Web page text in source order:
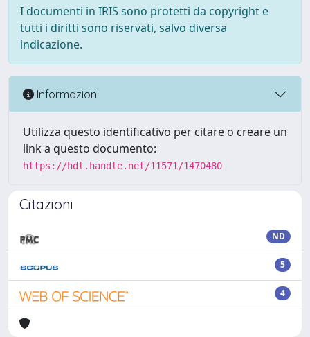
I documenti in IRIS sono protetti da copyright e
tutti i diritti sono riservati, salvo diversa
indicazione.
Informazioni
Utilizza questo identificativo per citare o creare un
link a questo documento:
https://hdl.handle.net/11571/1470480
Citazioni
ND
5
4